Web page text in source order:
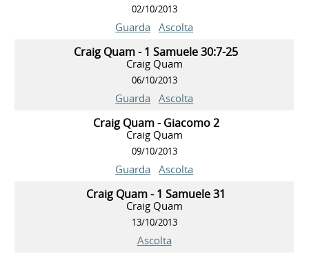
02/10/2013
Guarda Ascolta
Craig Quam - 1 Samuele 30:7-25
Craig Quam
06/10/2013
Guarda Ascolta
Craig Quam - Giacomo 2
Craig Quam
09/10/2013
Guarda Ascolta
Craig Quam - 1 Samuele 31
Craig Quam
13/10/2013
Ascolta